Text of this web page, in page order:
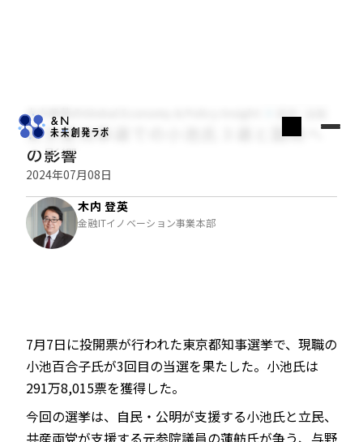
JP EN
木内登英のGlobal Economy & Policy Insight
東京都知事選での小池氏３選と国政へ
の影響
2024年07月08日
木内 登英
金融ITイノベーション事業本部
7月7日に投開票が行われた東京都知事選挙で、現職の
小池百合子氏が3回目の当選を果たした。小池氏は
291万8,015票を獲得した。
今回の選挙は、自民・公明が支援する小池氏と立民、
共産両党が支援する元参院議員の蓮舫氏が争う、与野